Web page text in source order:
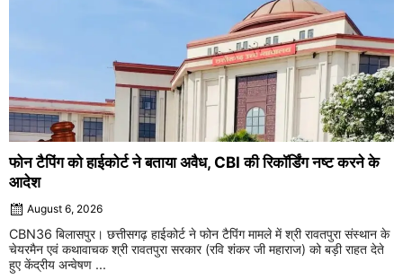
फोन टैपिंग को हाईकोर्ट ने बताया अवैध, CBI की रिकॉर्डिंग नष्ट करने के
आदेश
August 6, 2026
CBN36 बिलासपुर। छत्तीसगढ़ हाईकोर्ट ने फोन टैपिंग मामले में श्री रावतपुरा संस्थान के
चेयरमैन एवं कथावाचक श्री रावतपुरा सरकार (रवि शंकर जी महाराज) को बड़ी राहत देते
हुए केंद्रीय अन्वेषण ...